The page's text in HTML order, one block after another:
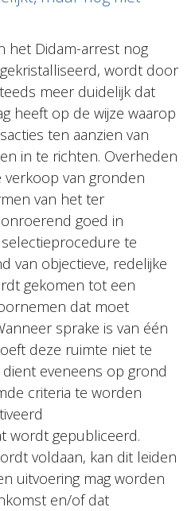
het Didam-arrest nog
wordt door
meer duidelijk dat
heeft op de wijze waarop
ten aanzien van
in te richten. Overheden
van gronden
van het ter
goed in
te
van objectieve, redelijke
gekomen tot een
dat moet
sprake is van één
deze ruimte niet te
eveneens op grond
criteria te worden
wordt gepubliceerd.
voldaan, kan dit leiden
uitvoering mag worden
en/of dat